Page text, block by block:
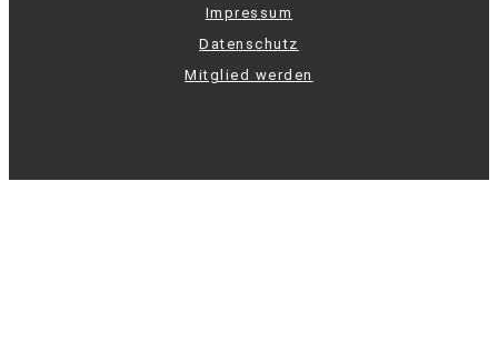
Impressum
Datenschutz
Mitglied werden